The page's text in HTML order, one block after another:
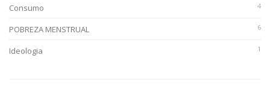
Consumo 4
POBREZA MENSTRUAL 6
Ideologia 1